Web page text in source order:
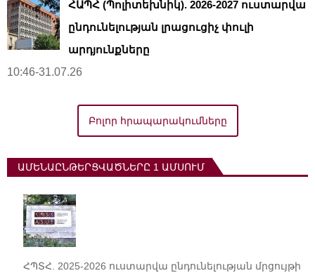
ՀԱՊՀ (Պոլիտեխնիկ). 2026-2027 ուստարվա
ընդունելության լրացուցիչ փուլի
արդյունքները
10:46-31.07.26
Բոլոր հրապարակումները
ԱՄԵՆԱԸՆԹԵՐՑՎԱԾՆԵՐԸ 1 ԱՄՍՈՒՄ
ՀՊՏՀ. 2025-2026 ուստարվա ընդունելության մրցույթի